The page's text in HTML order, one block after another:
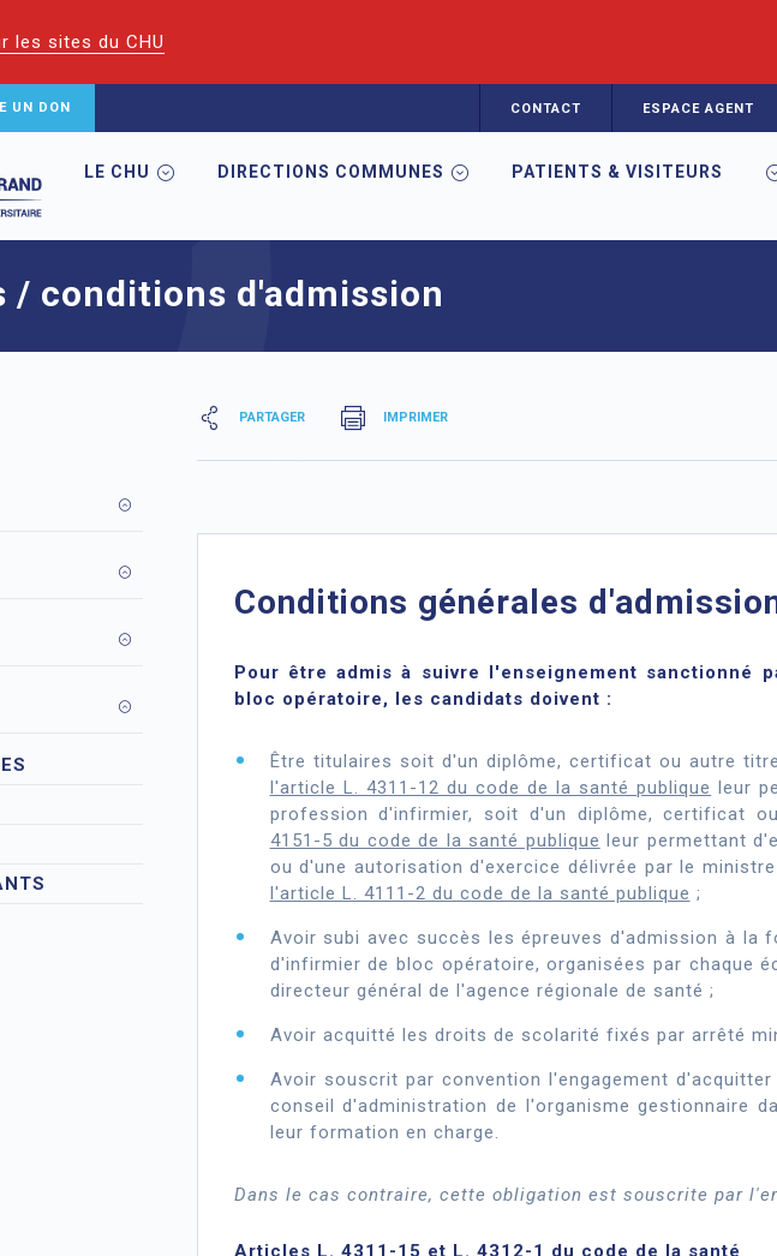
les sites du CHU
UN DON CONTACT ESPACE AGENT
LE CHU DIRECTIONS COMMUNES PATIENTS & VISITEURS
et Instituts de Formation en Santé EIBO Sélection Prérequis / conditions
/ conditions d'admission
PARTAGER IMPRIMER
Conditions générales
Pour être admis à suivre l'enseignement sanctionné
bloc opératoire, les candidats doivent :
Être titulaires soit d'un diplôme, certificat ou autre
l'article L. 4311-12 du code de la santé publique leur
profession d'infirmier, soit d'un diplôme, certificat
4151-5 du code de la santé publique leur permettant
ou d'une autorisation d'exercice délivrée par le
l'article L. 4111-2 du code de la santé publique ;
Avoir subi avec succès les épreuves d'admission à la
d'infirmier de bloc opératoire, organisées par chaque
directeur général de l'agence régionale de santé ;
Avoir acquitté les droits de scolarité fixés par arrêté
Avoir souscrit par convention l'engagement
conseil d'administration de l'organisme gestionnaire
leur formation en charge.
Dans le cas contraire, cette obligation est souscrite par
Articles L. 4311-15 et L. 4312-1 du code de la santé